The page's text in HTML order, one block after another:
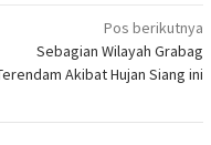
Pos berikutnya
Sebagian Wilayah Grabag
Akibat Hujan Siang ini